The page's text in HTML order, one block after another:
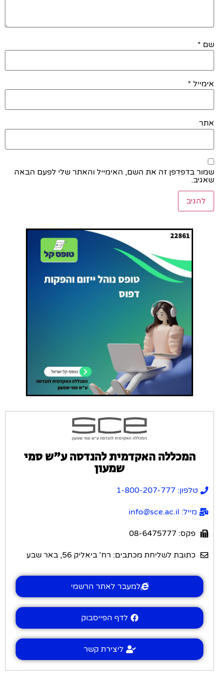
שם *
אימייל *
אתר
שמור בדפדפן זה את השם, האימייל והאתר שלי לפעם הבאה
שאגיב.
המכללה האקדמית להנדסה ע”ש סמי
שמעון
טלפון: 1-800-207-777
מייל: info@sce.ac.il
פקס: 08-6475777
כתובת לשליחת מכתבים: רח' ביאליק 56, באר שבע
למעבר לאתר הרשמי
לדף הפייסבוק
ליצירת קשר